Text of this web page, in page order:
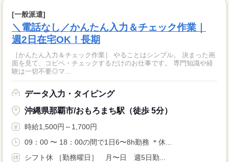
[一般派遣]
＼電話なし／かんたん入力＆チェック作業｜
週2日在宅OK！長期
［かんたん入力＆チェック作業］ やることはシンプル。 決まった画
面を見て、コピペ・チェックするだけのお仕事です。 専門知識や経
験は一切不要◎マ...
データ入力・タイピング
沖縄県那覇市/おもろまち駅（徒歩 5分）
時給1,500円～1,700円
09：00 〜 18：00の間で1日6〜8h勤務 ＊休...
シフト休 ［勤務曜日］ 月〜日 週5日勤...